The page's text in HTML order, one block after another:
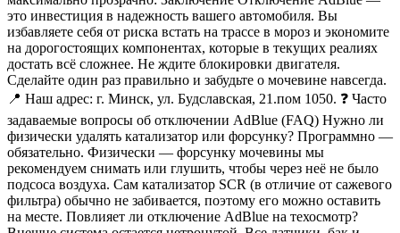
это инвестиция в надежность вашего автомобиля. Вы
избавляете себя от риска встать на трассе в мороз и экономите
на дорогостоящих компонентах, которые в текущих реалиях
достать всё сложнее. Не ждите блокировки двигателя.
Сделайте один раз правильно и забудьте о мочевине навсегда.
📍 Наш адрес: г. Минск, ул. Будславская, 21.пом 1050. ❓ Часто
задаваемые вопросы об отключении AdBlue (FAQ) Нужно ли
физически удалять катализатор или форсунку? Программно —
обязательно. Физически — форсунку мочевины мы
рекомендуем снимать или глушить, чтобы через неё не было
подсоса воздуха. Сам катализатор SCR (в отличие от сажевого
фильтра) обычно не забивается, поэтому его можно оставить
на месте. Повлияет ли отключение AdBlue на техосмотр?